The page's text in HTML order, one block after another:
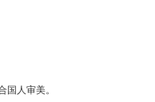
国人审美。